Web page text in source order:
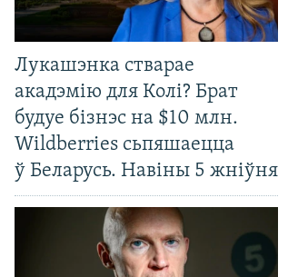
Лукашэнка стварае
акадэмію для Колі? Брат
будуе бізнэс на $10 млн.
Wildberries сьпяшаецца
ў Беларусь. Навіны 5 жніўня